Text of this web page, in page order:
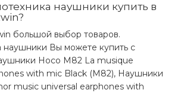
наушники купить в
большой выбор товаров.
наушники Вы можете купить с
Hoco M82 La musique
with mic Black (M82), Наушники
music universal earphones with